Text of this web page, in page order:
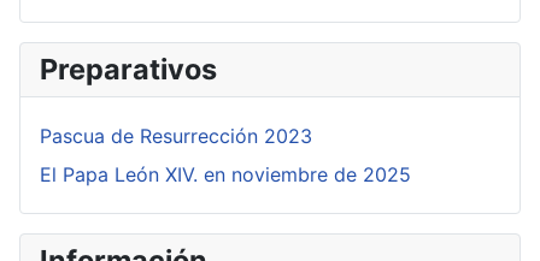
Preparativos
Pascua de Resurrección 2023
El Papa León XIV. en noviembre de 2025